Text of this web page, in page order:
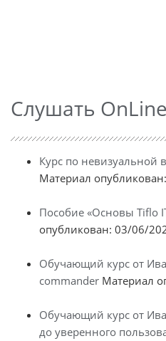
Слушать OnLine
Курс по невизуальной
Материал
Пособие «Основы Tiflo
опубликован: 03/06/
Обучающий курс от
commander Материал
Обучающий курс от
до уверенного